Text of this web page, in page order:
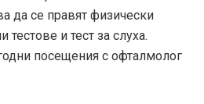
да се правят физически
тестове и тест за слуха.
посещения с офталмолог